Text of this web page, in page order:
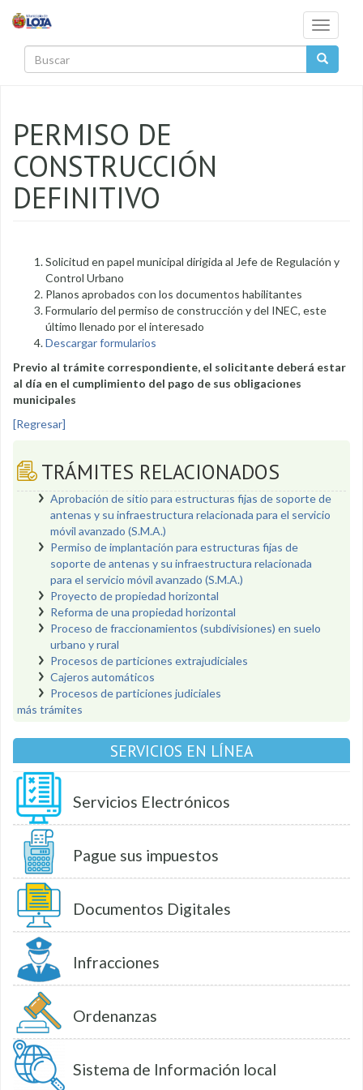
Toggle
PERMISO DE
CONSTRUCCIÓN
DEFINITIVO
Solicitud en papel municipal dirigida al Jefe de Regulación y
Control Urbano
Planos aprobados con los documentos habilitantes
Formulario del permiso de construcción y del INEC, este
último llenado por el interesado
Descargar formularios
Previo al trámite correspondiente, el solicitante deberá estar
al día en el cumplimiento del pago de sus obligaciones
municipales
[Regresar]
TRÁMITES RELACIONADOS
Aprobación de sitio para estructuras fijas de soporte de
antenas y su infraestructura relacionada para el servicio
móvil avanzado (S.M.A.)
Permiso de implantación para estructuras fijas de
soporte de antenas y su infraestructura relacionada
para el servicio móvil avanzado (S.M.A.)
Proyecto de propiedad horizontal
Reforma de una propiedad horizontal
Proceso de fraccionamientos (subdivisiones) en suelo
urbano y rural
Procesos de particiones extrajudiciales
Cajeros automáticos
Procesos de particiones judiciales
más trámites
SERVICIOS EN LÍNEA
Servicios Electrónicos
Pague sus impuestos
Documentos Digitales
Infracciones
Ordenanzas
Sistema de Información local